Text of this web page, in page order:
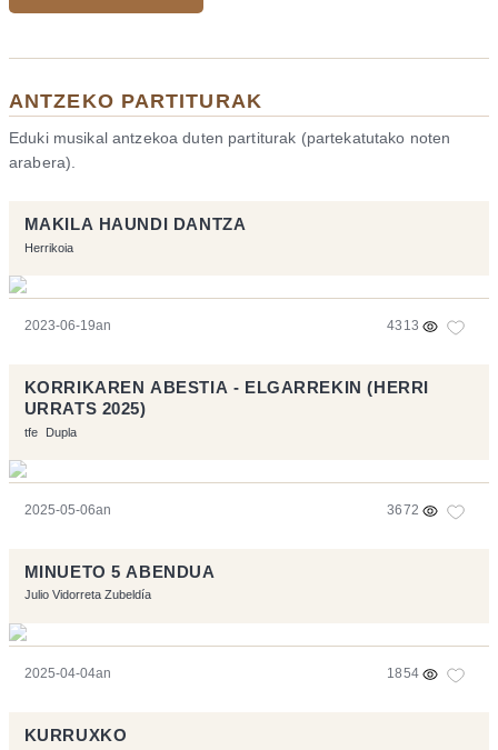
ANTZEKO PARTITURAK
Eduki musikal antzekoa duten partiturak (partekatutako noten
arabera).
MAKILA HAUNDI DANTZA
Herrikoia
2023-06-19an 4313
KORRIKAREN ABESTIA - ELGARREKIN (HERRI
URRATS 2025)
tfe Dupla
2025-05-06an 3672
MINUETO 5 ABENDUA
Julio Vidorreta Zubeldía
2025-04-04an 1854
KURRUXKO